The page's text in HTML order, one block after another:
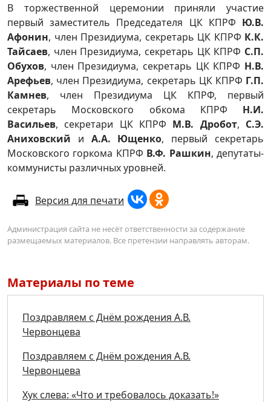
В торжественной церемонии приняли участие
первый заместитель Председателя ЦК КПРФ Ю.В.
Афонин, член Президиума, секретарь ЦК КПРФ К.К.
Тайсаев, член Президиума, секретарь ЦК КПРФ С.П.
Обухов, член Президиума, секретарь ЦК КПРФ Н.В.
Арефьев, член Президиума, секретарь ЦК КПРФ Г.П.
Камнев, член Президиума ЦК КПРФ, первый
секретарь Московского обкома КПРФ Н.И.
Васильев, секретари ЦК КПРФ М.В. Дробот, С.Э.
Аниховский и А.А. Ющенко, первый секретарь
Московского горкома КПРФ В.Ф. Рашкин, депутаты-
коммунисты различных уровней.
Версия для печати
Администрация сайта не несёт ответственности за содержание
размещаемых материалов. Все претензии направлять авторам.
Материалы по теме
Поздравляем с Днём рождения А.В.
Червонцева
Поздравляем с Днём рождения А.В.
Червонцева
Хук слева: «Что и требовалось доказать!»